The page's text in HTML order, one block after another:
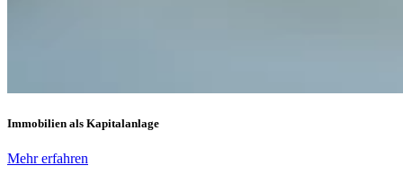
Immobilien als Kapitalanlage
Mehr erfahren